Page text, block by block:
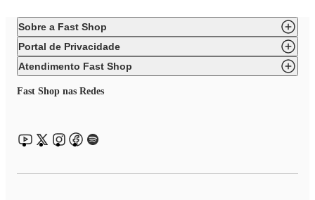
Sobre a Fast Shop
Portal de Privacidade
Atendimento Fast Shop
Fast Shop nas Redes